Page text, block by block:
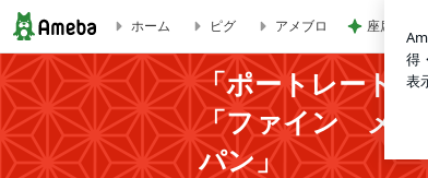
宝塚歌劇団 ニコニコ動画 「ブレイク・ザ・ボー
ホーム ピグ アメブロ 座席を取
「ポートレート
「ファイン メ
パン」